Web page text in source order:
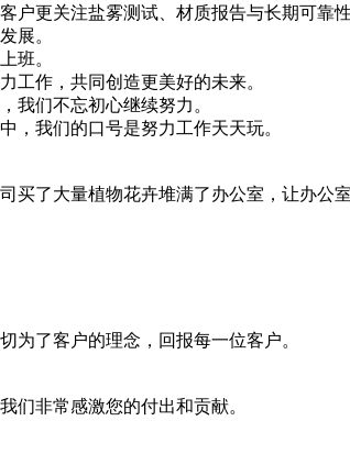
户更关注盐雾测试、材质报告与长期可靠
展。
班。
工作，共同创造更美好的未来。
我们不忘初心继续努力。
，我们的口号是努力工作天天玩。
买了大量植物花卉堆满了办公室，让办公
为了客户的理念，回报每一位客户。
们非常感激您的付出和贡献。